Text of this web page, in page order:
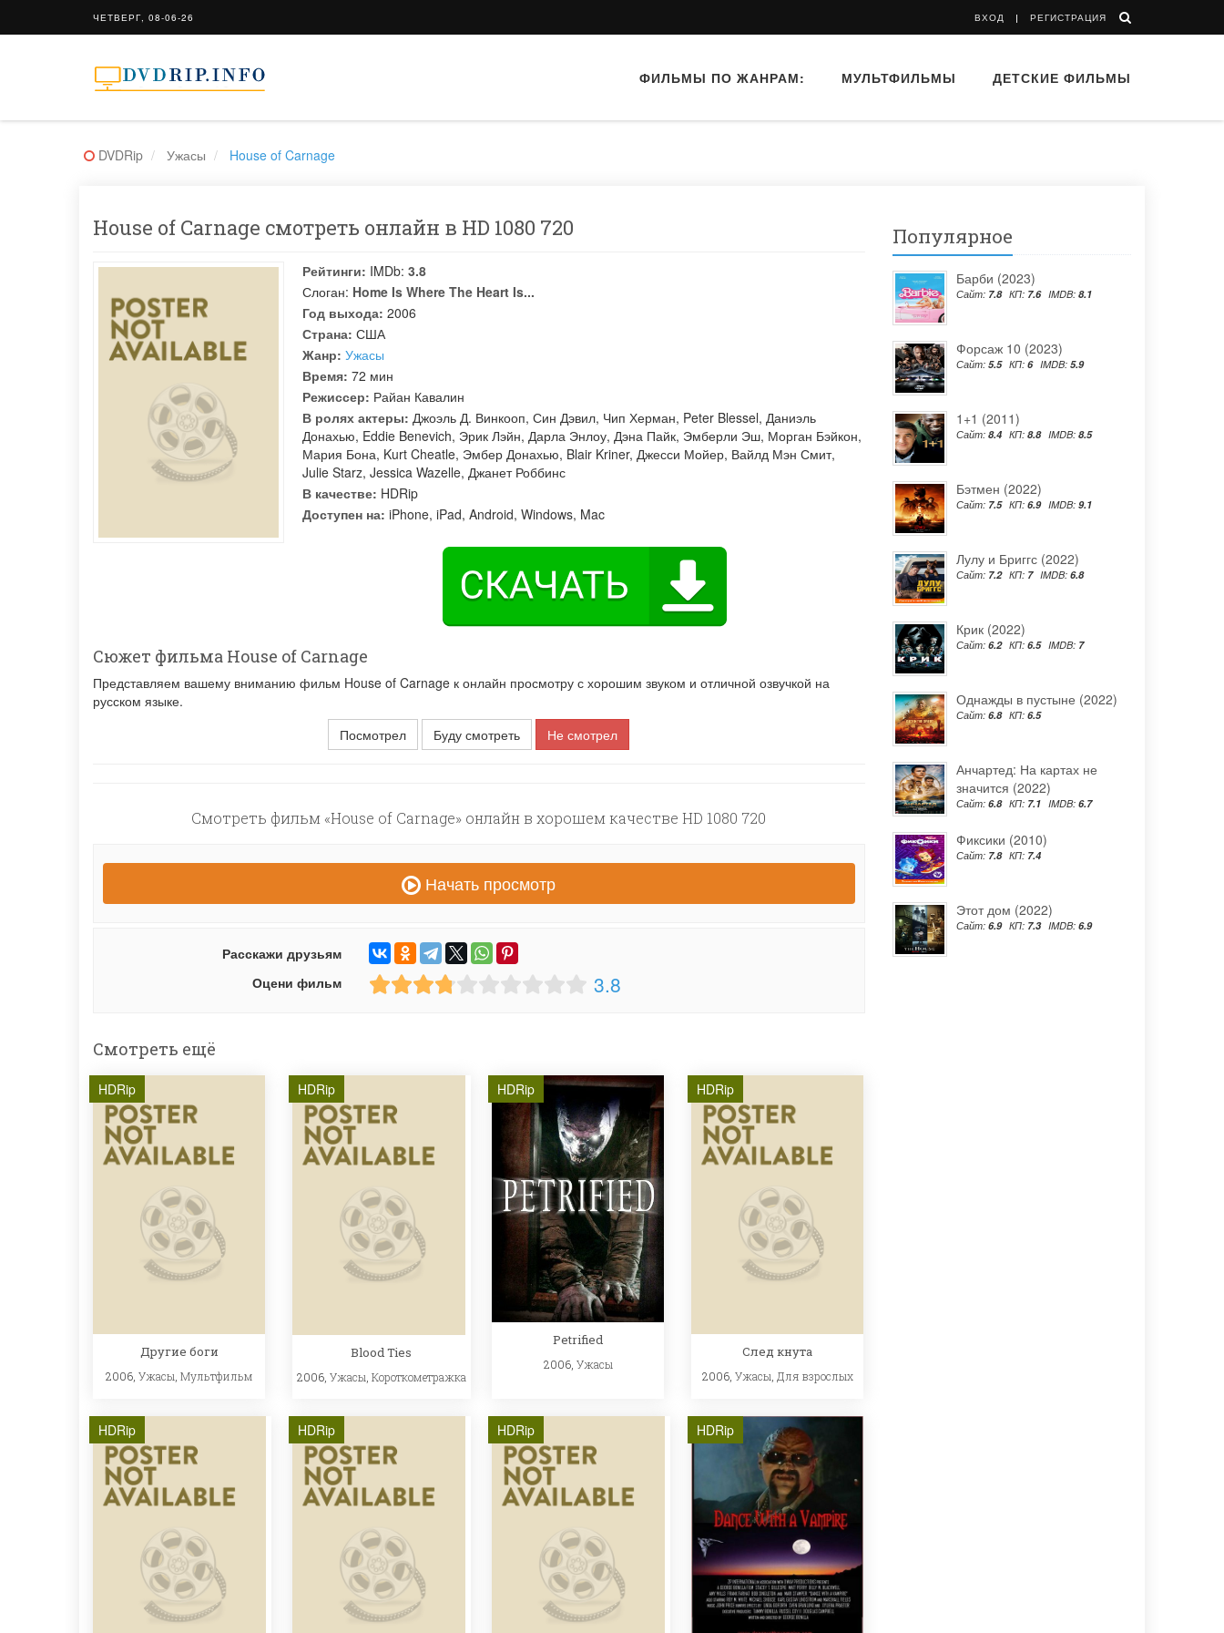
ЧЕТВЕРГ, 08-06-26 ВХОД РЕГИСТРАЦИЯ
ФИЛЬМЫ ПО ЖАНРАМ: МУЛЬТФИЛЬМЫ ДЕТСКИЕ ФИЛЬМЫ
DVDRip Ужасы House of Carnage
House of Carnage смотреть онлайн в HD 1080 720
Рейтинги: IMDb: 3.8
Слоган: Home Is Where The Heart Is...
Год выхода: 2006
Страна: США
Жанр: Ужасы
Время: 72 мин
Режиссер: Райан Кавалин
В ролях актеры: Джоэль Д. Винкооп, Син Дэвил, Чип Херман, Peter Blessel, Даниэль
Донахью, Eddie Benevich, Эрик Лэйн, Дарла Энлоу, Дэна Пайк, Эмберли Эш, Морган Бэйкон,
Мария Бона, Kurt Cheatle, Эмбер Донахью, Blair Kriner, Джесси Мойер, Вайлд Мэн Смит,
Julie Starz, Jessica Wazelle, Джанет Роббинс
В качестве: HDRip
Доступен на: iPhone, iPad, Android, Windows, Mac
Сюжет фильма House of Carnage
Представляем вашему вниманию фильм House of Carnage к онлайн просмотру с хорошим звуком и отличной озвучкой на
русском языке.
Посмотрел
Буду смотреть Не смотрел
Смотреть фильм «House of Carnage» онлайн в хорошем качестве HD 1080 720
Начать просмотр
Расскажи друзьям
Оцени фильм
3.8
Смотреть ещё
HDRip
Другие боги
2006, Ужасы Мультфильм
HDRip
Blood Ties
2006, Ужасы Короткометражка
HDRip
Petrified
2006, Ужасы
HDRip
След кнута
2006, Ужасы Для взрослых
HDRip HDRip HDRip HDRip
Популярное
Барби (2023)
Сайт: 7.8 КП: 7.6 IMDB: 8.1
Форсаж 10 (2023)
Сайт: 5.5 КП: 6 IMDB: 5.9
1+1 (2011)
Сайт: 8.4 КП: 8.8 IMDB: 8.5
Бэтмен (2022)
Сайт: 7.5 КП: 6.9 IMDB: 9.1
Лулу и Бриггс (2022)
Сайт: 7.2 КП: 7 IMDB: 6.8
Крик (2022)
Сайт: 6.2 КП: 6.5 IMDB: 7
Однажды в пустыне (2022)
Сайт: 6.8 КП: 6.5
Анчартед: На картах не
значится (2022)
Сайт: 6.8 КП: 7.1 IMDB: 6.7
Фиксики (2010)
Сайт: 7.8 КП: 7.4
Этот дом (2022)
Сайт: 6.9 КП: 7.3 IMDB: 6.9